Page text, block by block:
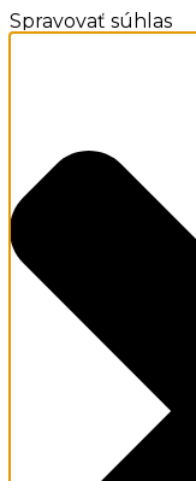
Spravovať súhlas